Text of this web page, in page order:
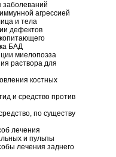
заболеваний
агрессией
и тела
дефектов
БАД
миелопоэза
раствора для
костных
и средство против
по существу
лечения
и пульпы
лечения заднего